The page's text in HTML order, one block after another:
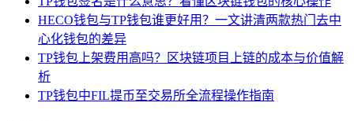
HECO钱包与TP钱包谁更好用？一文讲清两款热门去中
心化钱包的差异
TP钱包上架费用高吗？区块链项目上链的成本与价值解
析
TP钱包中FIL提币至交易所全流程操作指南